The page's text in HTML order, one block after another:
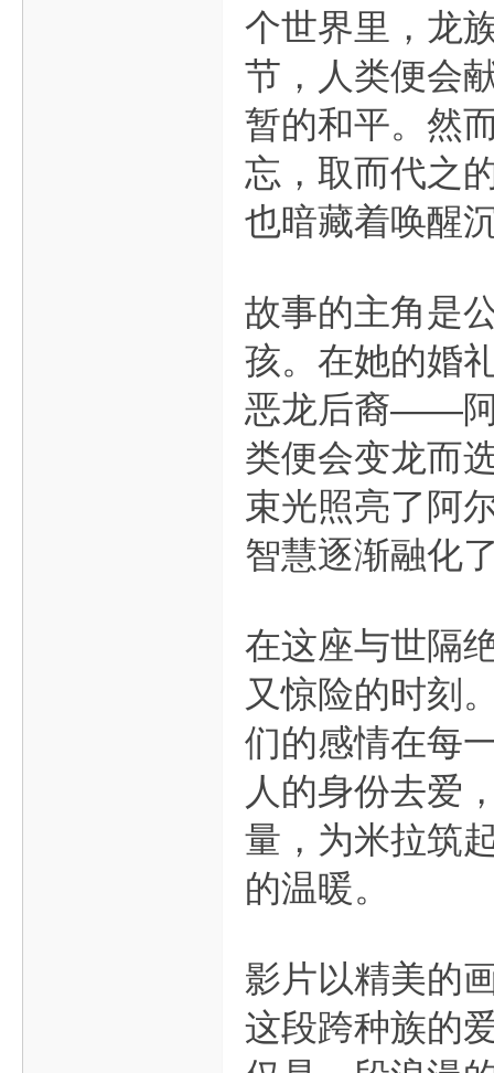
个世界里，龙
节，人类便会
暂的和平。然
忘，取而代之
也暗藏着唤醒
故事的主角是
孩。在她的婚
恶龙后裔——阿
类便会变龙而
束光照亮了阿
智慧逐渐融化
在这座与世隔
又惊险的时刻
们的感情在每
人的身份去爱
量，为米拉筑
的温暖。
影片以精美的
这段跨种族的